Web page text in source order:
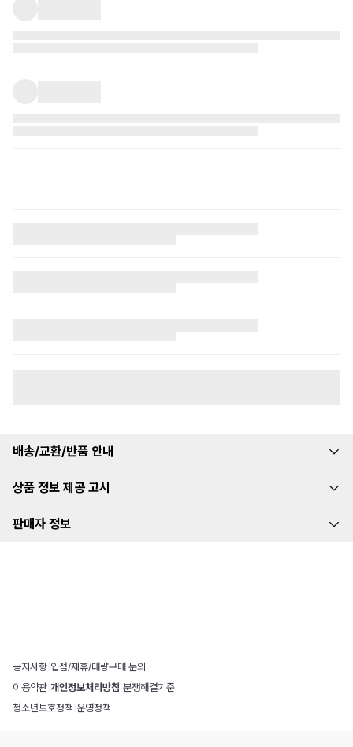
배송/교환/반품 안내
상품 정보 제공 고시
판매자 정보
공지사항 입점/제휴/대량구매 문의
이용약관 개인정보처리방침 분쟁해결기준
청소년보호정책 운영정책